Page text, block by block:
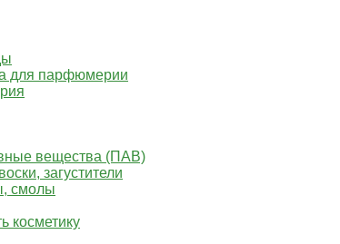
для парфюмерии
вещества (ПАВ)
загустители
смолы
косметику